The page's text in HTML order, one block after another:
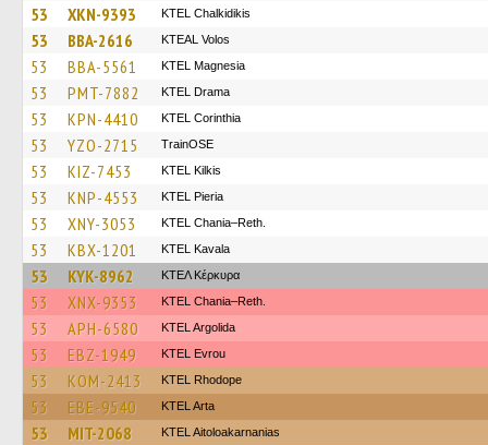
53 XKN-9393 ΚΤΕL Chalkidikis
53 BBA-2616 KTEAL Volos
53 BBA-5561 ΚΤΕL Magnesia
53 PMT-7882 KTEL Drama
53 KPN-4410 KTEL Corinthia
53 YZO-2715 TrainΟSE
53 KIZ-7453 KTEL Kilkis
53 KNP-4553 KTEL Pieria
53 XNY-3053 KTEL Chania–Reth.
53 KBX-1201 KTEL Kavala
53 KYK-8962 ΚΤΕΛ Κέρκυρα
53 XNX-9353 KTEL Chania–Reth.
53 APH-6580 KTEL Argolida
53 EBZ-1949 KTEL Evrou
53 KOM-2413 KTEL Rhodope
53 EBE-9540 KTEL Arta
53 MIT-2068 KTEL Aitoloakarnanias